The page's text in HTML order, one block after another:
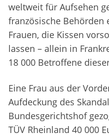
weltweit für Aufsehen
französische Behörden
Frauen, die Kissen
lassen – allein in
18 000 Betroffene
Eine Frau aus der
Aufdeckung des
Bundesgerichtshof
TÜV Rheinland 40 000